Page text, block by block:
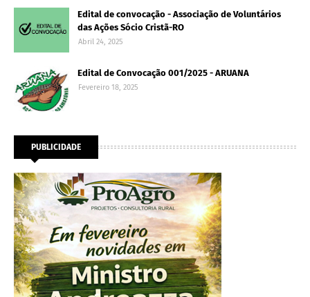
Edital de convocação - Associação de Voluntários
das Ações Sócio Cristã-RO
Abril 24, 2025
Edital de Convocação 001/2025 - ARUANA
Fevereiro 18, 2025
PUBLICIDADE